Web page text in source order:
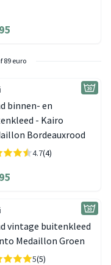
binnen- en
- Kairo
Bordeauxrood
4.7(4)
vintage buitenkleed
Medaillon Groen
5(5)